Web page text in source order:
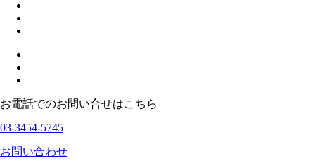
お電話でのお問い合せはこちら
03-3454-5745
お問い合わせ